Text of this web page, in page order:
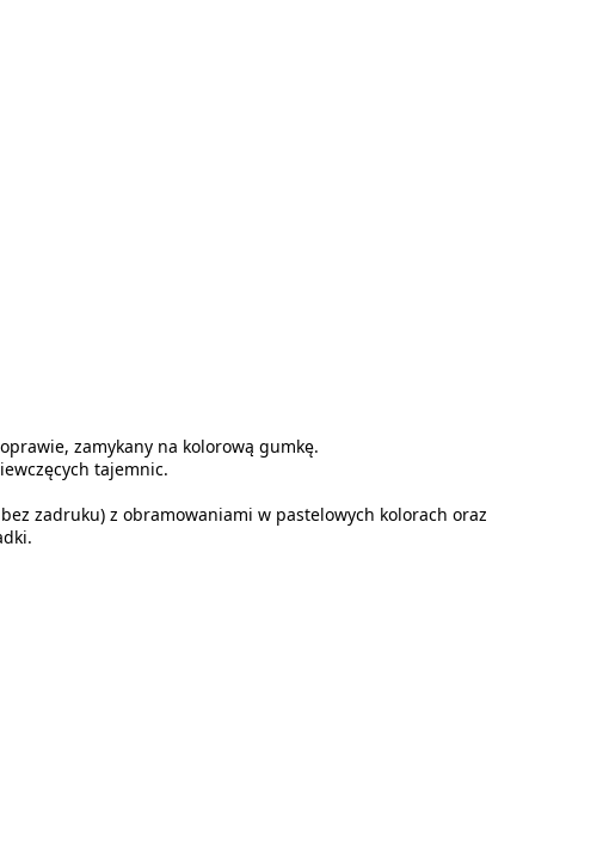
zamykany na kolorową gumkę.
tajemnic.
zadruku) z obramowaniami w pastelowych kolorach oraz